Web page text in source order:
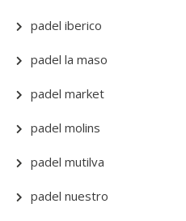
padel iberico
padel la maso
padel market
padel molins
padel mutilva
padel nuestro